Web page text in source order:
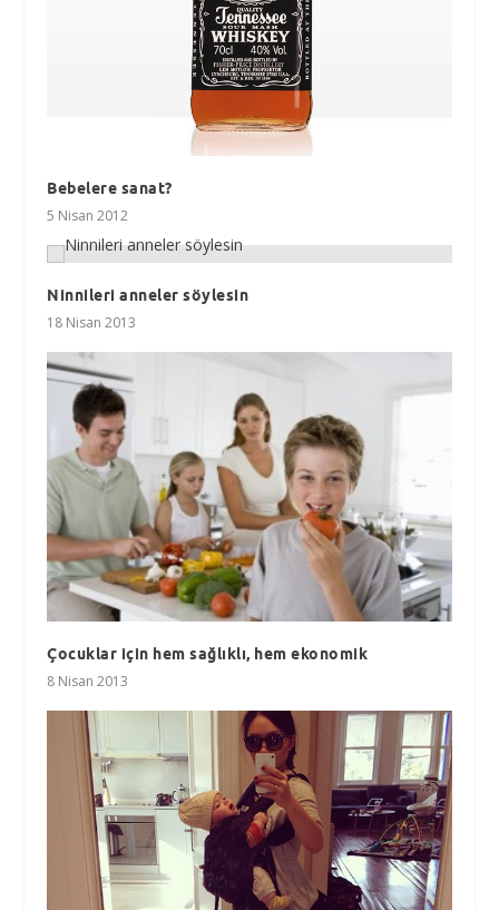
Bebelere sanat?
5 Nisan 2012
Ninnileri anneler söylesin
18 Nisan 2013
Çocuklar için hem sağlıklı, hem ekonomik
8 Nisan 2013